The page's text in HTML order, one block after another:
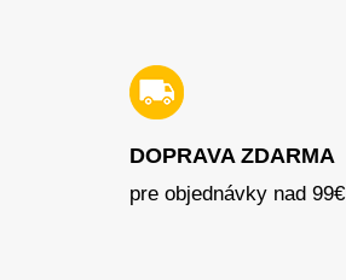
DOPRAVA ZDARMA
pre objednávky nad 99€